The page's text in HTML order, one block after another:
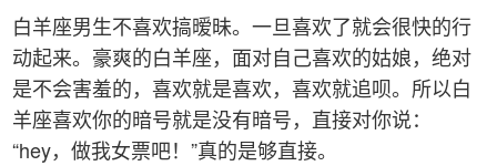
白羊座男生不喜欢搞暧昧。一旦喜欢了就会很快的行
动起来。豪爽的白羊座，面对自己喜欢的姑娘，绝对
是不会害羞的，喜欢就是喜欢，喜欢就追呗。所以白
羊座喜欢你的暗号就是没有暗号，直接对你说：
“hey，做我女票吧！”真的是够直接。